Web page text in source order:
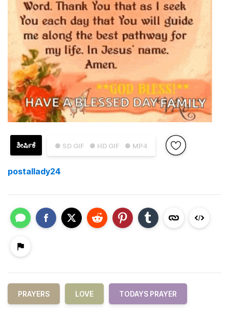
● SD GIF ● HD GIF ● MP4
ಶೀರ್ಷಿಕೆ
postallady24
PRAYERS LOVE TODAYS PRAYER